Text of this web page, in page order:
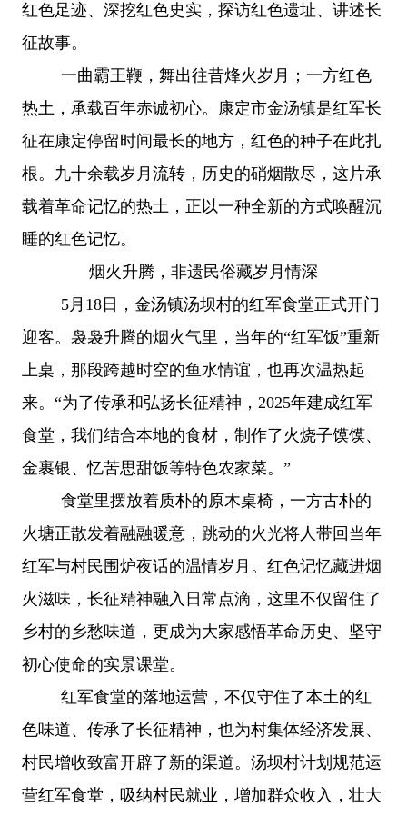
红色足迹、深挖红色史实，探访红色遗址、讲述长
征故事。
一曲霸王鞭，舞出往昔烽火岁月；一方红色
热土，承载百年赤诚初心。康定市金汤镇是红军长
征在康定停留时间最长的地方，红色的种子在此扎
根。九十余载岁月流转，历史的硝烟散尽，这片承
载着革命记忆的热土，正以一种全新的方式唤醒沉
睡的红色记忆。
烟火升腾，非遗民俗藏岁月情深
5月18日，金汤镇汤坝村的红军食堂正式开门
迎客。袅袅升腾的烟火气里，当年的“红军饭”重新
上桌，那段跨越时空的鱼水情谊，也再次温热起
来。“为了传承和弘扬长征精神，2025年建成红军
食堂，我们结合本地的食材，制作了火烧子馍馍、
金裹银、忆苦思甜饭等特色农家菜。”
食堂里摆放着质朴的原木桌椅，一方古朴的
火塘正散发着融融暖意，跳动的火光将人带回当年
红军与村民围炉夜话的温情岁月。红色记忆藏进烟
火滋味，长征精神融入日常点滴，这里不仅留住了
乡村的乡愁味道，更成为大家感悟革命历史、坚守
初心使命的实景课堂。
红军食堂的落地运营，不仅守住了本土的红
色味道、传承了长征精神，也为村集体经济发展、
村民增收致富开辟了新的渠道。汤坝村计划规范运
营红军食堂，吸纳村民就业，增加群众收入，壮大